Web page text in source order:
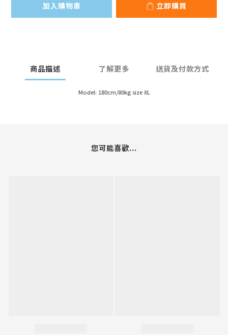
加入購物車 立即購買
商品描述 了解更多 送貨及付款方式
Model: 180cm/80kg size XL
您可能喜歡...